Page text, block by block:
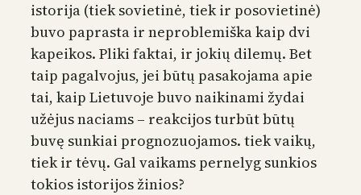
istorija (tiek sovietinė, tiek ir posovietinė)
buvo paprasta ir neproblemiška kaip dvi
kapeikos. Pliki faktai, ir jokių dilemų. Bet
taip pagalvojus, jei būtų pasakojama apie
tai, kaip Lietuvoje buvo naikinami žydai
užėjus naciams – reakcijos turbūt būtų
buvę sunkiai prognozuojamos. tiek vaikų,
tiek ir tėvų. Gal vaikams pernelyg sunkios
tokios istorijos žinios?